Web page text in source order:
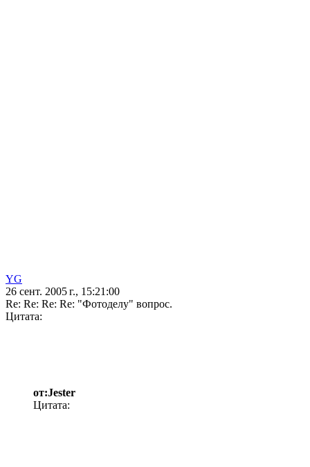
YG
26 сент. 2005 г., 15:21:00
Re: Re: Re: Re: "Фотоделу" вопрос.
Цитата:
от:Jester
Цитата: